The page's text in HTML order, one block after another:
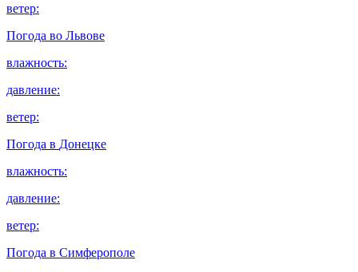
ветер:
Погода во Львове
влажность:
давление:
ветер:
Погода в Донецке
влажность:
давление:
ветер:
Погода в Симферополе